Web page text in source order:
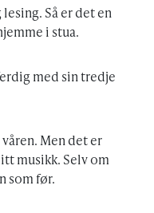
Så er det en
i stua.
med sin tredje
Men det er
musikk. Selv om
som før.